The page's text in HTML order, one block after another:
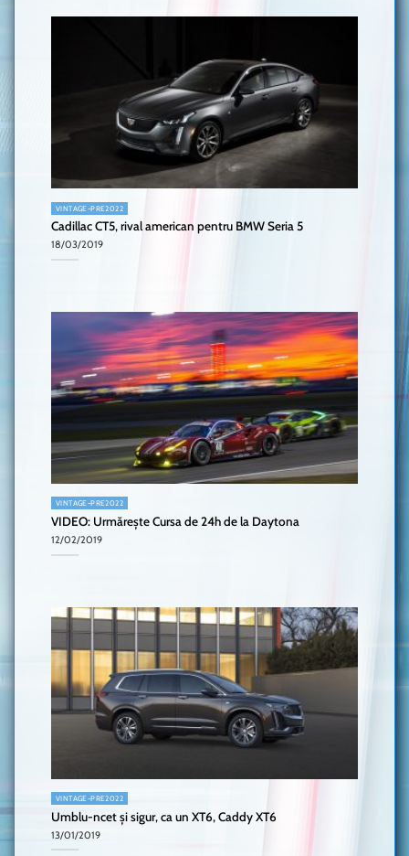
VINTAGE-PRE2022
Cadillac CT5, rival american pentru BMW Seria 5
18/03/2019
VINTAGE-PRE2022
VIDEO: Urmărește Cursa de 24h de la Daytona
12/02/2019
VINTAGE-PRE2022
Umblu-ncet și sigur, ca un XT6, Caddy XT6
13/01/2019